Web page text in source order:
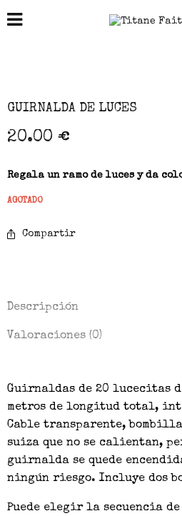
GUIRNALDA DE LUCES
20.00 €
Regala un ramo de luces y da
AGOTADO
Compartir
Descripción
Valoraciones (0)
Guirnaldas de 20 lucecitas
metros de longitud total,
Cable transparente,
suiza que no se calientan,
guirnalda se quede
ningún riesgo. Incluye dos
Puede elegir la secuencia de